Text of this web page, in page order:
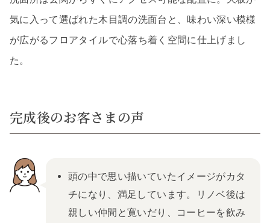
気に入って選ばれた木目調の洗面台と、味わい深い模様
が広がるフロアタイルで心落ち着く空間に仕上げまし
た。
完成後のお客さまの声
頭の中で思い描いていたイメージがカタ
チになり、満足しています。リノベ後は
親しい仲間と寛いだり、コーヒーを飲み